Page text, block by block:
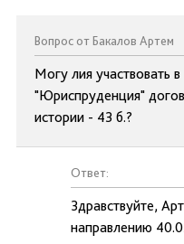
Вопрос от Бакалов Артем
Могу лия участвовать
"Юриспруденция"
истории - 43 б.?
Ответ:
Здравствуйте,
направлению